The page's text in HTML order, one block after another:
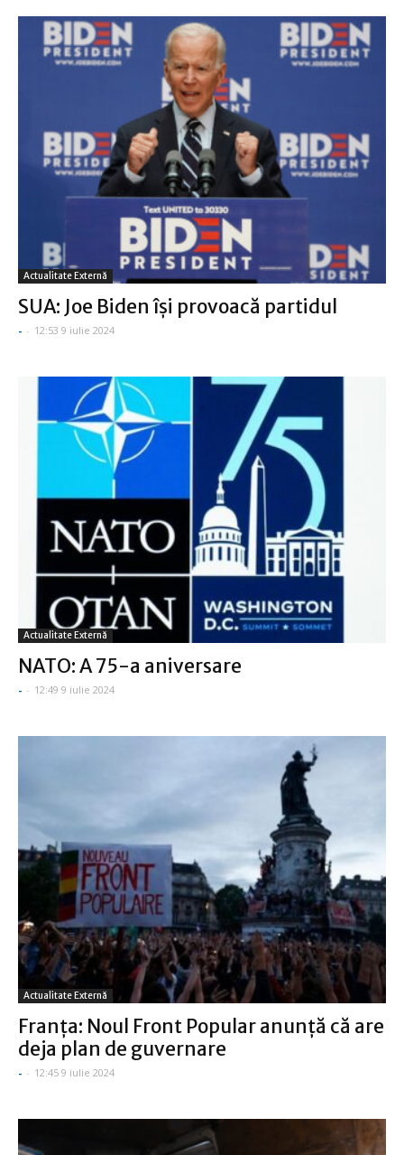
Actualitate Externă
SUA: Joe Biden îşi provoacă partidul
- - 12:53 9 iulie 2024
Actualitate Externă
NATO: A 75-a aniversare
- - 12:49 9 iulie 2024
Actualitate Externă
Franţa: Noul Front Popular anunţă că are
deja plan de guvernare
- - 12:45 9 iulie 2024